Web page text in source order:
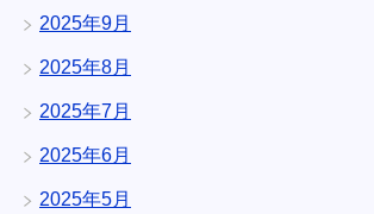
2025年9月
2025年8月
2025年7月
2025年6月
2025年5月